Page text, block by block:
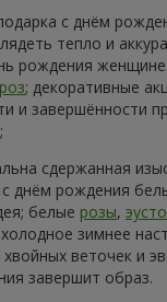
с днём
тепло и
рождения женщине
роз; декоративные
и завершённости
сдержанная
с днём рождения
белые розы,
зимнее
веточек и
завершит образ.